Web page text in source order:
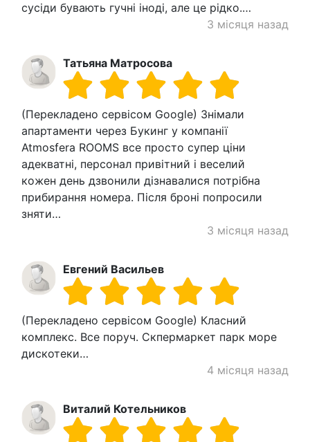
сусіди бувають гучні іноді, але це рідко.…
3 місяця назад
Татьяна Матросова
(Перекладено сервісом Google) Знімали
апартаменти через Букинг у компанії
Atmosfera ROOMS все просто супер ціни
адекватні, персонал привітний і веселий
кожен день дзвонили дізнавалися потрібна
прибирання номера. Після броні попросили
зняти…
3 місяця назад
Евгений Васильев
(Перекладено сервісом Google) Класний
комплекс. Все поруч. Скпермаркет парк море
дискотеки…
4 місяця назад
Виталий Котельников